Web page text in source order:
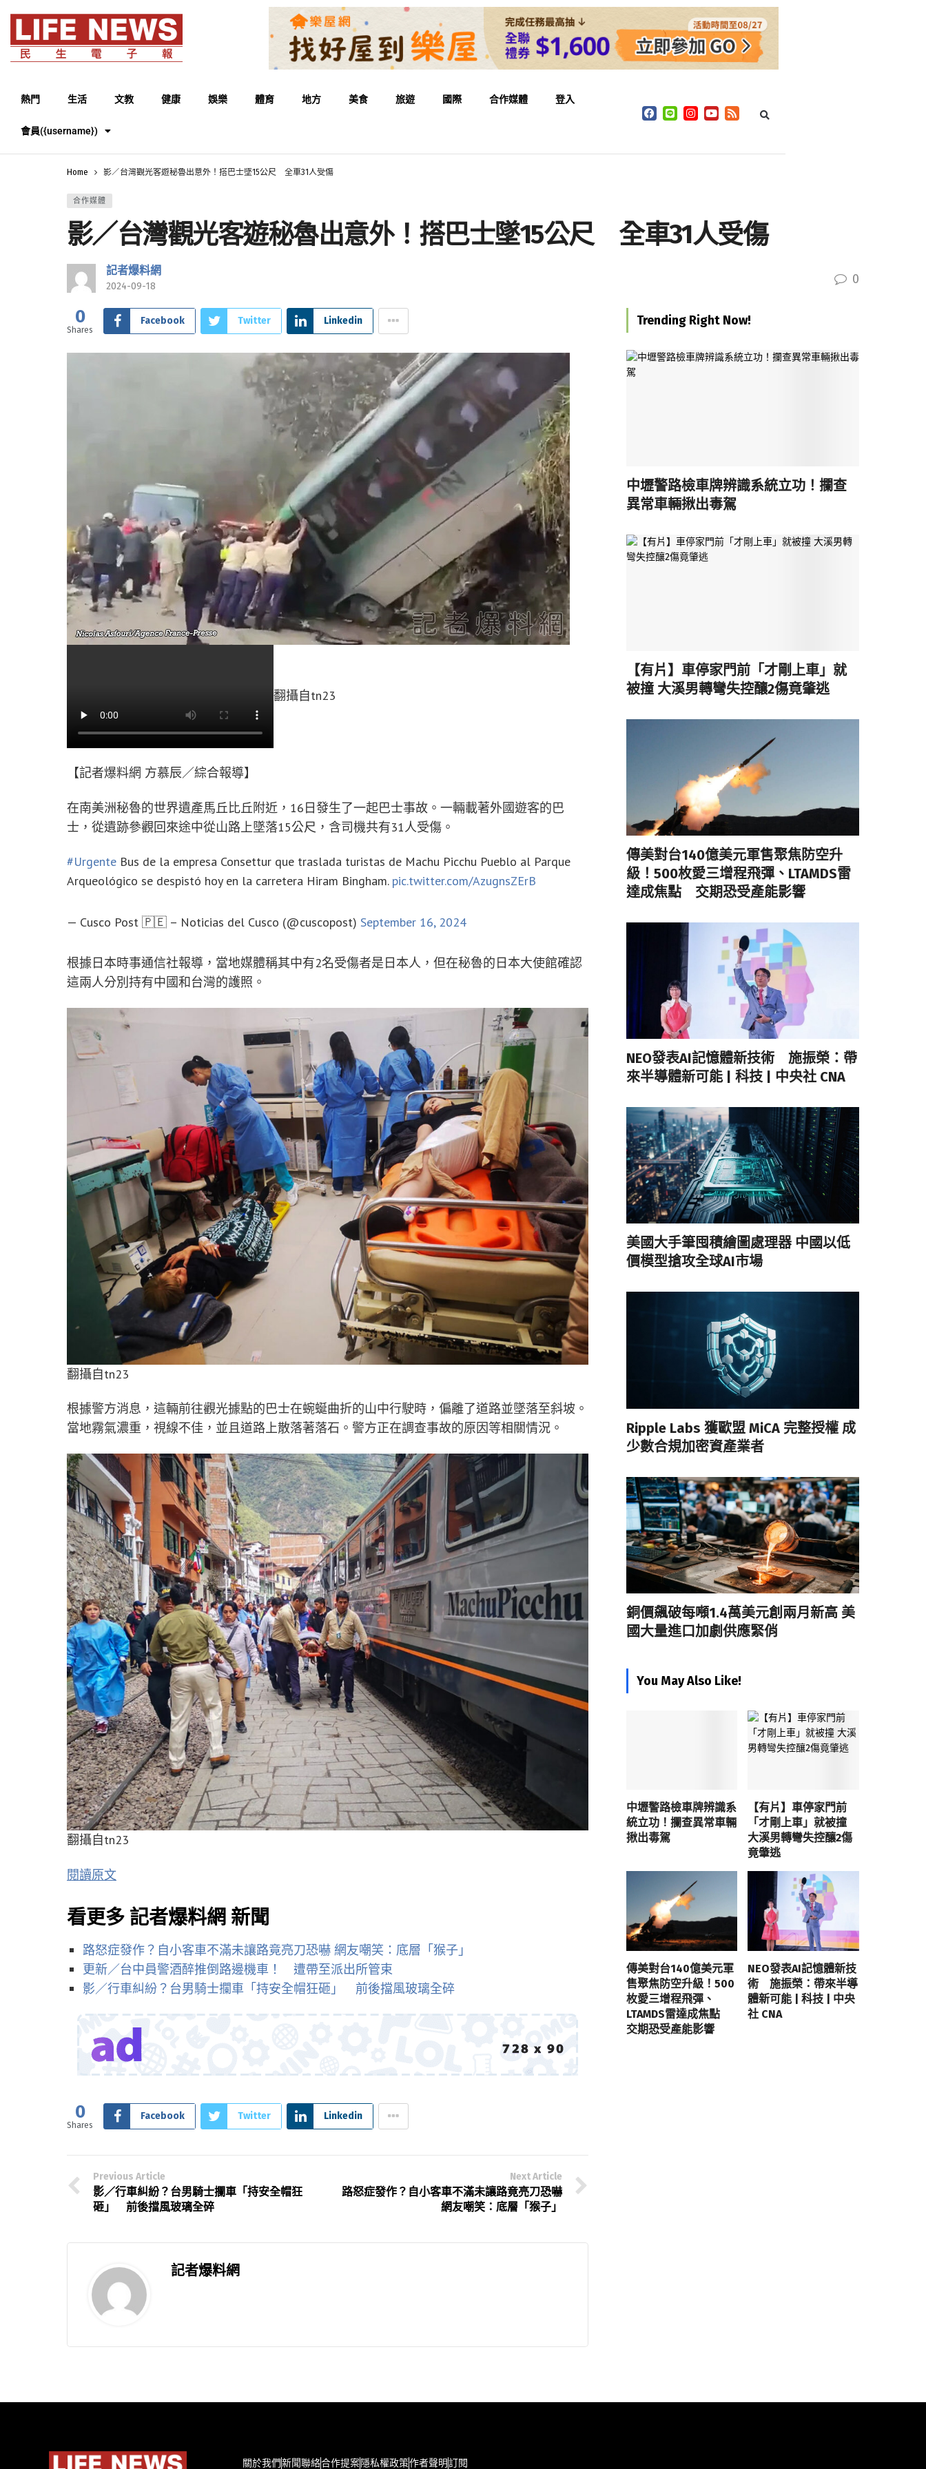
熱門 生活 文教 健康 娛樂 體育 地方 美食 旅遊 國際 合作媒體 登入
會員({username})
Home 影／台灣觀光客遊秘魯出意外！搭巴士墜15公尺 全車31人受傷
合作媒體
影／台灣觀光客遊秘魯出意外！搭巴士墜15公尺 全車31人受傷
記者爆料網
2024-09-18 0
0
Shares
Facebook Twitter Linkedin
翻攝自tn23
【記者爆料網 方慕辰／綜合報導】
在南美洲秘魯的世界遺產馬丘比丘附近，16日發生了一起巴士事故。一輛載著外國遊客的巴
士，從遺跡參觀回來途中從山路上墜落15公尺，含司機共有31人受傷。
#Urgente Bus de la empresa Consettur que traslada turistas de Machu Picchu Pueblo al Parque
Arqueológico se despistó hoy en la carretera Hiram Bingham. pic.twitter.com/AzugnsZErB
— Cusco Post 🇵🇪 – Noticias del Cusco (@cuscopost) September 16, 2024
根據日本時事通信社報導，當地媒體稱其中有2名受傷者是日本人，但在秘魯的日本大使館確認
這兩人分別持有中國和台灣的護照。
翻攝自tn23
根據警方消息，這輛前往觀光據點的巴士在蜿蜒曲折的山中行駛時，偏離了道路並墜落至斜坡。
當地霧氣濃重，視線不佳，並且道路上散落著落石。警方正在調查事故的原因等相關情況。
翻攝自tn23
閱讀原文
看更多 記者爆料網 新聞
路怒症發作？自小客車不滿未讓路竟亮刀恐嚇 網友嘲笑：底層「猴子」
更新／台中員警酒醉推倒路邊機車！ 遭帶至派出所管束
影／行車糾紛？台男騎士攔車「持安全帽狂砸」 前後擋風玻璃全碎
0
Shares
Facebook Twitter Linkedin
Previous Article
影／行車糾紛？台男騎士攔車「持安全帽狂
砸」 前後擋風玻璃全碎
Next Article
路怒症發作？自小客車不滿未讓路竟亮刀恐嚇
網友嘲笑：底層「猴子」
記者爆料網
Trending Right Now!
中壢警路檢車牌辨識系統立功！攔查
異常車輛揪出毒駕
【有片】車停家門前「才剛上車」就
被撞 大溪男轉彎失控釀2傷竟肇逃
傳美對台140億美元軍售聚焦防空升
級！500枚愛三增程飛彈、LTAMDS雷
達成焦點 交期恐受產能影響
NEO發表AI記憶體新技術 施振榮：帶
來半導體新可能 | 科技 | 中央社 CNA
美國大手筆囤積繪圖處理器 中國以低
價模型搶攻全球AI市場
Ripple Labs 獲歐盟 MiCA 完整授權 成
少數合規加密資產業者
銅價飆破每噸1.4萬美元創兩月新高 美
國大量進口加劇供應緊俏
You May Also Like!
中壢警路檢車牌辨識系
統立功！攔查異常車輛
揪出毒駕
【有片】車停家門前
「才剛上車」就被撞
大溪男轉彎失控釀2傷
竟肇逃
傳美對台140億美元軍
售聚焦防空升級！500
枚愛三增程飛彈、
LTAMDS雷達成焦點
交期恐受產能影響
NEO發表AI記憶體新技
術 施振榮：帶來半導
體新可能 | 科技 | 中央
社 CNA
關於我們新聞聯絡合作提案隱私權政策作者聲明訂閱